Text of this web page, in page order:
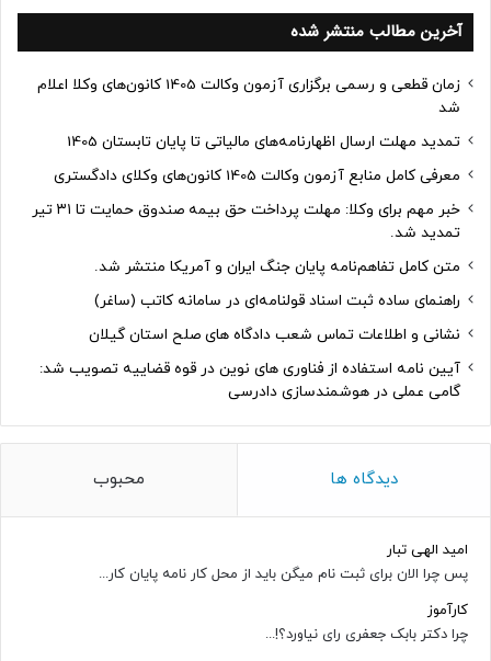
آخرین مطالب منتشر شده
زمان قطعی و رسمی برگزاری آزمون وکالت 1405 کانون‌های وکلا اعلام
شد
تمدید مهلت ارسال اظهارنامه‌های مالیاتی تا پایان تابستان 1405
معرفی کامل منابع آزمون وکالت 1405 کانون‌های وکلای دادگستری
خبر مهم برای وکلا: مهلت پرداخت حق بیمه صندوق حمایت تا ۳۱ تیر
تمدید شد.
متن کامل تفاهم‌نامه پایان جنگ ایران و آمریکا منتشر شد.
راهنمای ساده ثبت اسناد قولنامه‌ای در سامانه کاتب (ساغر)
نشانی و اطلاعات تماس شعب دادگاه های صلح استان گیلان
آیین نامه استفاده از فناوری های نوین در قوه قضاییه تصویب شد:
گامی عملی در هوشمندسازی دادرسی
دیدگاه ها محبوب
امید الهی تبار
پس چرا الان برای ثبت نام میگن باید از محل کار نامه پایان کار...
کارآموز
چرا دکتر بابک جعفری رای نیاورد؟!...